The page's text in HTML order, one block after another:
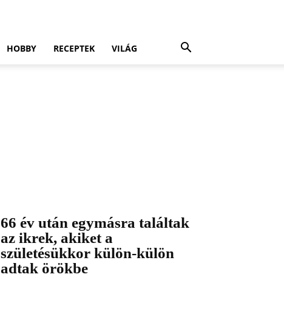
HOBBY RECEPTEK VILÁG
66 év után egymásra találtak
az ikrek, akiket a
születésükkor külön-külön
adtak örökbe